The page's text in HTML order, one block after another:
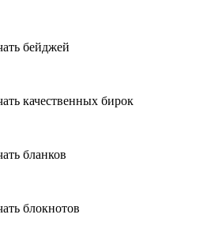
бейджей
качественных бирок
бланков
блокнотов